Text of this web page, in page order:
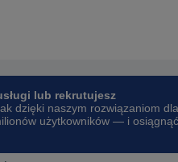
lub rekrutujesz
dzięki naszym rozwiązaniom dla
użytkowników — i osiągnąć